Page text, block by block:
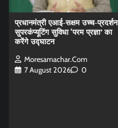
प्रधानमंत्री एआई-सक्षम उच्च-प्रदर्शन
सुपरकंप्यूटिंग सुविधा ‘परम प्रज्ञा’ का
करेंगे उद्घाटन
Moresamachar.com
7 August 2026
0